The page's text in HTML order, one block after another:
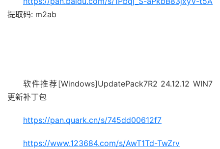
提取码: m2ab
软件推荐[Windows]UpdatePack7R2 24.12.12 WIN7
更新补丁包
https://pan.quark.cn/s/745dd00612f7
https://www.123684.com/s/AwT1Td-TwZrv